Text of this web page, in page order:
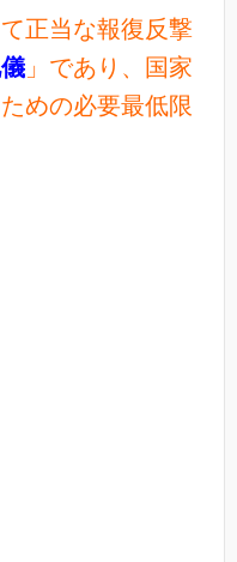
正当な報復反撃
」であり、国家
めの必要最低限